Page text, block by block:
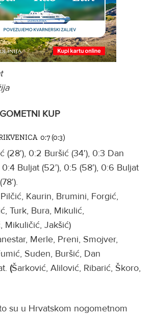
KUP
0:7 (0:3)
(28′), 0:2 Buršić (34′), 0:3 Dan
Buljat (52′), 0:5 (58′), 0:6 Buljat
Kaurin, Brumini, Forgić,
Turk, Bura, Mikulić,
Mikuličić, Jakšić)
Merle, Preni, Smojver,
Suden, Buršić, Dan
(Šarković, Alilović, Ribarić, Škoro,
su u Hrvatskom nogometnom